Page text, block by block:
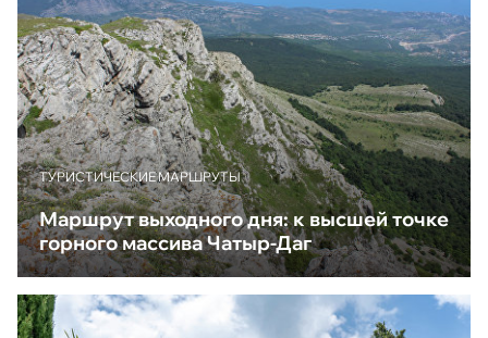
ТУРИСТИЧЕСКИЕ МАРШРУТЫ
Маршрут выходного дня: к высшей точке
горного массива Чатыр-Даг